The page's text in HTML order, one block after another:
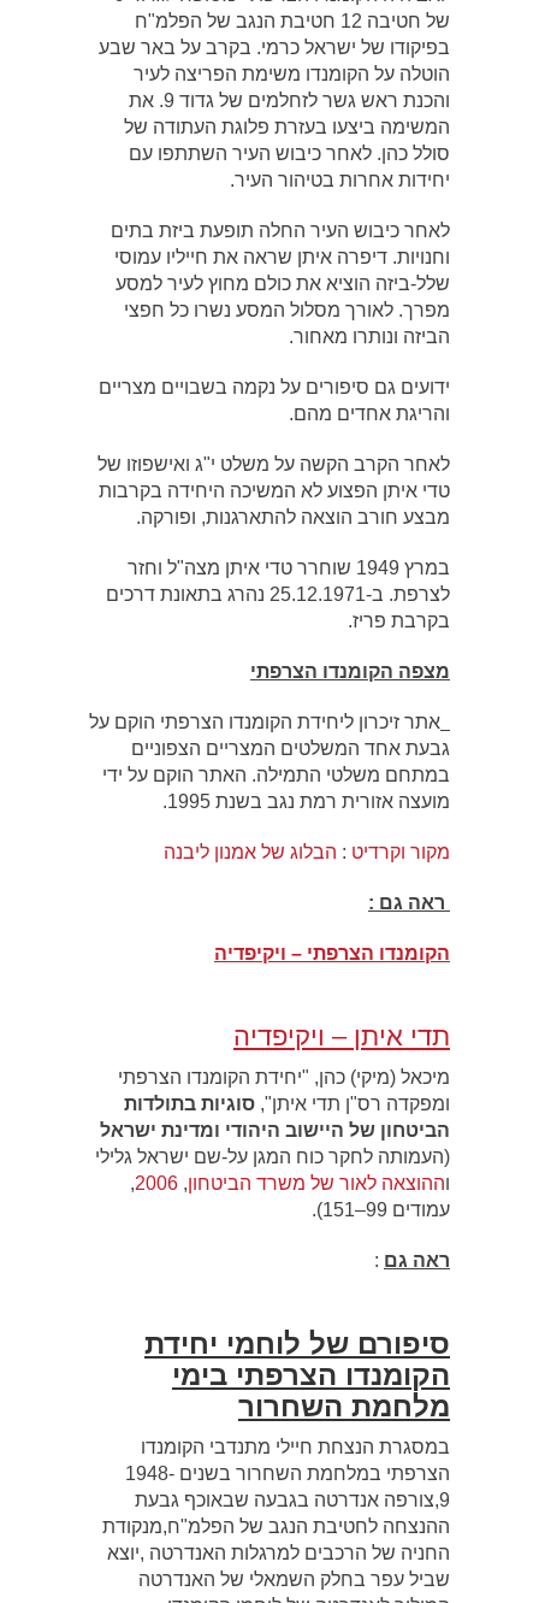
של חטיבה 12 חטיבת הנגב של הפלמ"ח
בפיקודו של ישראל כרמי. בקרב על באר שבע
הוטלה על הקומנדו משימת הפריצה לעיר
והכנת ראש גשר לזחלמים של גדוד 9. את
המשימה ביצעו בעזרת פלוגת העתודה של
סולל כהן. לאחר כיבוש העיר השתתפו עם
יחידות אחרות בטיהור העיר.
לאחר כיבוש העיר החלה תופעת ביזת בתים
וחנויות. דיפרה איתן שראה את חייליו עמוסי
שלל-ביזה הוציא את כולם מחוץ לעיר למסע
מפרך. לאורך מסלול המסע נשרו כל חפצי
הביזה ונותרו מאחור.
ידועים גם סיפורים על נקמה בשבויים מצריים
והריגת אחדים מהם.
לאחר הקרב הקשה על משלט י"ג ואישפוזו של
טדי איתן הפצוע לא המשיכה היחידה בקרבות
מבצע חורב הוצאה להתארגנות, ופורקה.
במרץ 1949 שוחרר טדי איתן מצה"ל וחזר
לצרפת. ב-25.12.1971 נהרג בתאונת דרכים
בקרבת פריז.
מצפה הקומנדו הצרפתי
אתר זיכרון ליחידת הקומנדו הצרפתי הוקם על
גבעת אחד המשלטים המצריים הצפוניים
במתחם משלטי התמילה. האתר הוקם על ידי
מועצה אזורית רמת נגב בשנת 1995.
מקור וקרדיט : הבלוג של אמנון ליבנה
ראה גם :
הקומנדו הצרפתי – ויקיפדיה
תדי איתן – ויקיפדיה
מיכאל (מיקי) כהן, "יחידת הקומנדו הצרפתי
ומפקדה רס"ן תדי איתן", סוגיות בתולדות
הביטחון של היישוב היהודי ומדינת ישראל
(העמותה לחקר כוח המגן על-שם ישראל גלילי
וההוצאה לאור של משרד הביטחון,
2006
,
עמודים 99–151).
ראה גם :
סיפורם של לוחמי יחידת
הקומנדו הצרפתי בימי
מלחמת השחרור
במסגרת הנצחת חיילי מתנדבי הקומנדו
הצרפתי במלחמת השחרור בשנים 1948-
9,צורפה אנדרטה בגבעה שבאוכף גבעת
ההנצחה לחטיבת הנגב של הפלמ"ח,מנקודת
החניה של הרכבים למרגלות האנדרטה ,יוצא
שביל עפר בחלק השמאלי של האנדרטה